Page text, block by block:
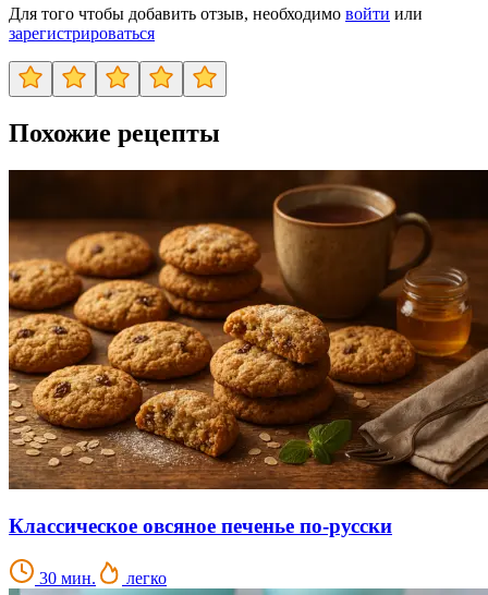
Для того чтобы добавить отзыв, необходимо войти или
зарегистрироваться
Похожие рецепты
Классическое овсяное печенье по-русски
30 мин. легко